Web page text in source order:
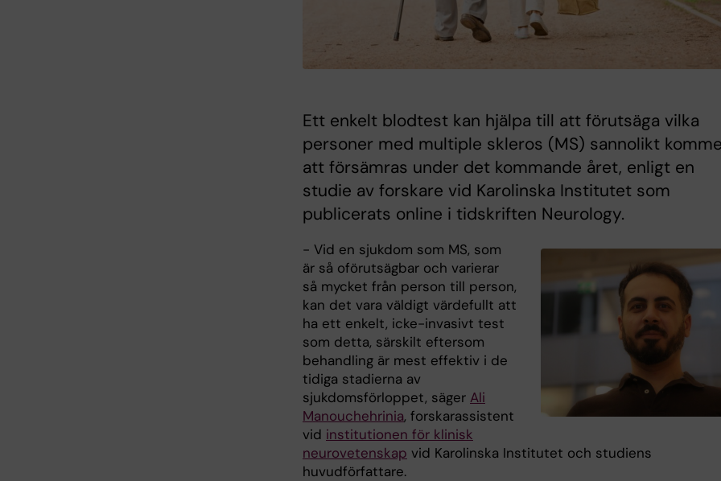
Ett enkelt blodtest kan hjälpa till att förutsäga vilka
personer med multiple skleros (MS) sannolikt
att försämras under det kommande året, enligt en
studie av forskare vid Karolinska Institutet som
publicerats online i tidskriften Neurology.
- Vid en sjukdom som MS, som
är så oförutsägbar och varierar
så mycket från person till person,
kan det vara väldigt värdefullt att
ha ett enkelt, icke-invasivt test
som detta, särskilt eftersom
behandling är mest effektiv i de
tidiga stadierna av
sjukdomsförloppet, säger Ali
Manouchehrinia, forskarassistent
vid institutionen för klinisk
neurovetenskap vid Karolinska Institutet och studiens
huvudförfattare.